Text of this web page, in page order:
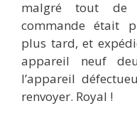
malgré tout de
commande était
plus tard, et
appareil neuf
l’appareil
renvoyer. Royal !